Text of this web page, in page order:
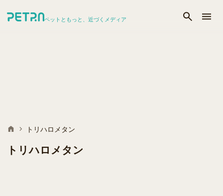
ペットともっと、近づくメディア
トリハロメタン
トリハロメタン